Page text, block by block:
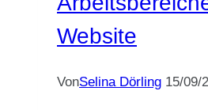
Website
VonSelina Dörling 15/09/